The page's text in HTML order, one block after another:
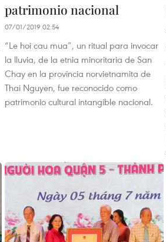
patrimonio nacional
07/01/2019 02:54
“Le hoi cau mua”, un ritual para invocar
la lluvia, de la etnia minoritaria de San
Chay en la provincia norvietnamita de
Thai Nguyen, fue reconocido como
patrimonio cultural intangible nacional.